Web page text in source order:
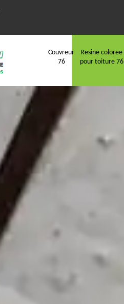
Couvreur
76
Resine coloree
pour toiture 76